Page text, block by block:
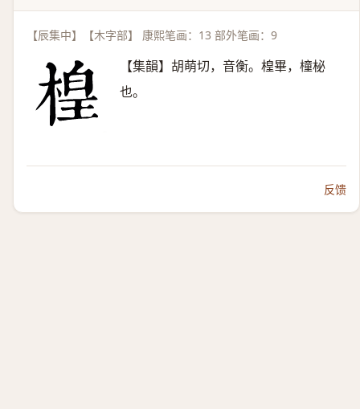
【辰集中】【木字部】 康熙笔画：13 部外笔画：9
【集韻】胡萌切，音衡。楻畢，橦柲
也。
反馈